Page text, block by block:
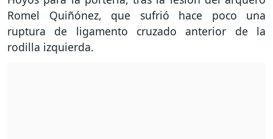
Romel Quiñónez, que sufrió hace poco una
ruptura de ligamento cruzado anterior de la
rodilla izquierda.